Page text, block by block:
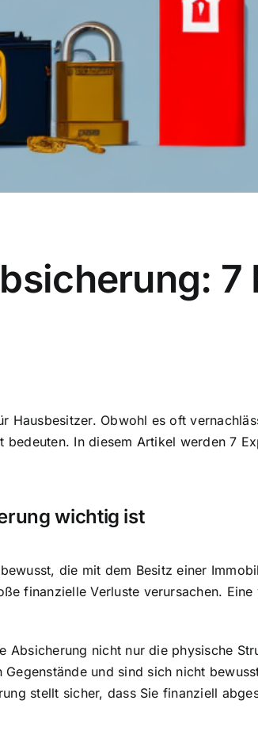
Hausbesitzer. Obwohl es oft
In diesem Artikel werden 7
wichtig ist
die mit dem Besitz einer
finanzielle Verluste verursachen.
nicht nur die physische
und sind sich nicht
stellt sicher, dass Sie finanziell